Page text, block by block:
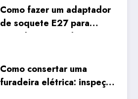
Como fazer um adaptador
de soquete E27 para
tomada a partir de uma
compacta antiga
Como consertar uma
furadeira elétrica: inspeção